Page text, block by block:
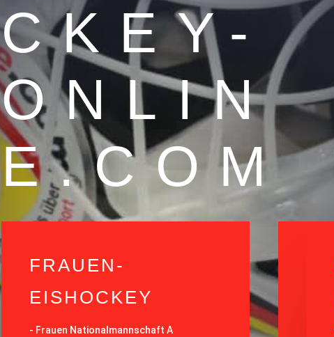
CKEY-
ONLIN
E.COM
FRAUEN-
EISHOCKEY
- Frauen Nationalmannschaft A